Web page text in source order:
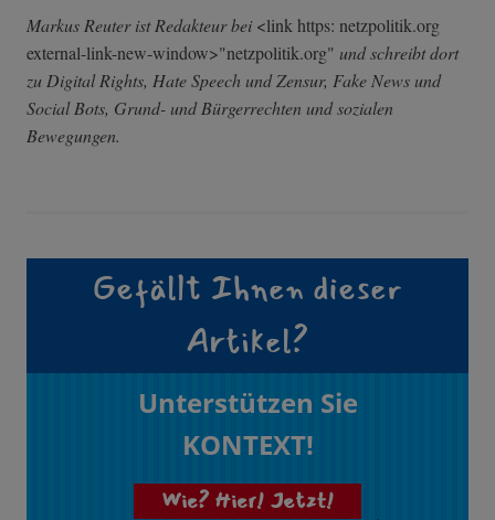
Markus Reuter ist Redakteur bei <link https: netzpolitik.org
external-link-n­ew-window>"netz­politik.org" und schreibt dort
zu Digital Rights, Hate Speech und Zensur, Fake News und
Social Bots, Grund- und Bürgerrechten und sozialen
Bewegungen.
Gefällt Ihnen dieser
Artikel?
Unterstützen Sie
KONTEXT!
Wie? Hier! Jetzt!